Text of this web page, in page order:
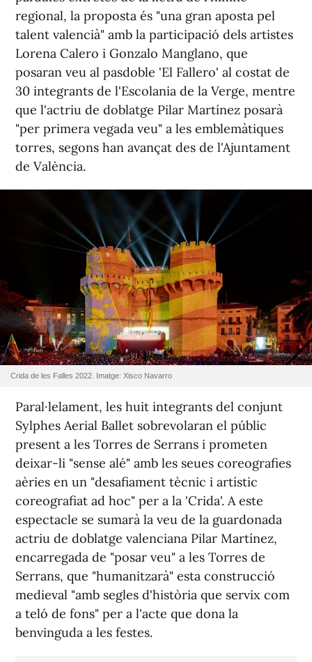
regional, la proposta és "una gran aposta pel
talent valencià" amb la participació dels artistes
Lorena Calero i Gonzalo Manglano, que
posaran veu al pasdoble 'El Fallero' al costat de
30 integrants de l'Escolania de la Verge, mentre
que l'actriu de doblatge Pilar Martínez posarà
"per primera vegada veu" a les emblemàtiques
torres, segons han avançat des de l'Ajuntament
de València.
Crida de les Falles 2022. Imatge: Xisco Navarro
Paral·lelament, les huit integrants del conjunt
Sylphes Aerial Ballet sobrevolaran el públic
present a les Torres de Serrans i prometen
deixar-li "sense alé" amb les seues coreografies
aèries en un "desafiament tècnic i artístic
coreografiat ad hoc" per a la 'Crida'. A este
espectacle se sumarà la veu de la guardonada
actriu de doblatge valenciana Pilar Martínez,
encarregada de "posar veu" a les Torres de
Serrans, que "humanitzarà" esta construcció
medieval "amb segles d'història que servix com
a teló de fons" per a l'acte que dona la
benvinguda a les festes.